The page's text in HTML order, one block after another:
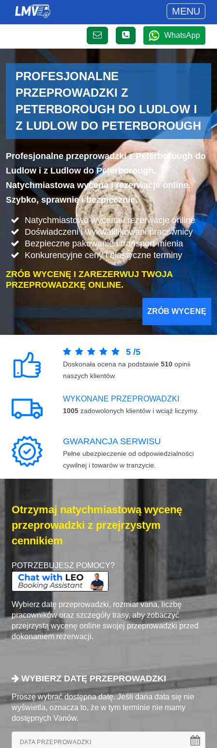
MENU
WhatsApp
PROFESJONALNE
PRZEPROWADZKI Z
PETERBOROUGH DO LUDLOW I
Z LUDLOW DO PETERBOROUGH
Profesjonalne przeprowadzki z Peterborough do
Ludlow i z Ludlow do Peterborough.
Natychmiastowa wycena i rezerwacje online.
Szybko, sprawnie i bezpiecznie.
Natychmiastowa wycena i rezerwacje online
Doświadczeni i wykwalifikowani pracownicy
Bezpieczne pakowanie i transport mienia
Konkurencyjne ceny i elastyczne terminy
ZRÓB WYCENĘ I ZAREZERWUJ TWOJA
PRZEPROWADZKĘ ONLINE.
ZRÓB WYCENĘ
5 /5
Doskonała ocena na podstawie 510 opinii
naszych klientów.
WYKONANE PRZEPROWADZKI
1005 zadowolonych klientów i wciąż liczymy.
GWARANCJA SERWISU
Pełne ubezpieczenie od odpowiedzialności
cywilnej i towarów w tranzycie.
Otrzymaj natychmiastową wycenę
przeprowadzki z przejrzystym
cennikiem
POTRZEBUJESZ POMOCY?
Wybierz datę przeprowadzki, rozmiar vana, liczbę
pracowników oraz szczegóły trasy, aby zobaczyć
przejrzystą wycenę online swojej przeprowadzki przed
dokonaniem rezerwacji.
WYBIERZ DATĘ PRZEPROWADZKI
Proszę wybrać dostępna datę. Jeśli dana data się nie
wyświetla, oznacza to, że w tym terminie nie mamy
dostępnych Vanów.
DATA PRZEPROWADZKI